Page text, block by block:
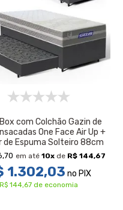
com Colchão Gazin de
One Face Air Up +
de Espuma Solteiro 88cm
em até 10x de R$ 144,67
1.302,03 no PIX
R$ 144,67 de economia